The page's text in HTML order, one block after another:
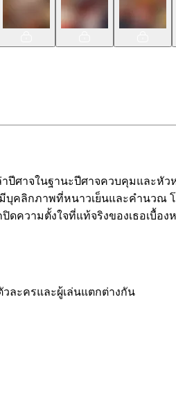
ปีศาจในฐานะปีศาจควบคุมและหั
ลิกภาพที่หนาวเย็นและคำนวณ
วามตั้งใจที่แท้จริงของเธอเบื้อ
ละครและผู้เล่นแตกต่างกัน